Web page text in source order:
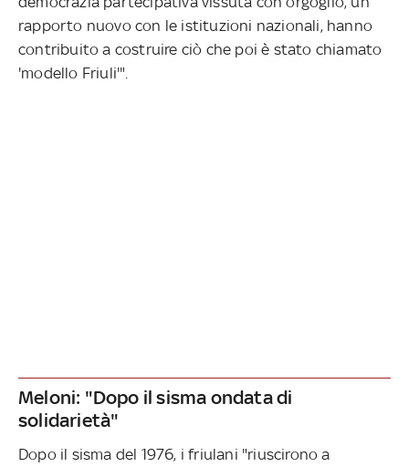
rapporto nuovo con le istituzioni nazionali, hanno
contribuito a costruire ciò che poi è stato chiamato
'modello Friuli'".
Meloni: "Dopo il sisma ondata di
solidarietà"
Dopo il sisma del 1976, i friulani "riuscirono a